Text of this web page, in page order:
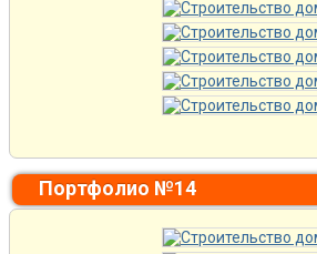
Портфолио №14